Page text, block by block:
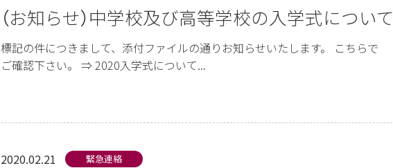
（お知らせ）中学校及び高等学校の入学式について
標記の件につきまして、添付ファイルの通りお知らせいたします。 こちらで
ご確認下さい。 ⇒ 2020入学式について...
2020.02.21 緊急連絡